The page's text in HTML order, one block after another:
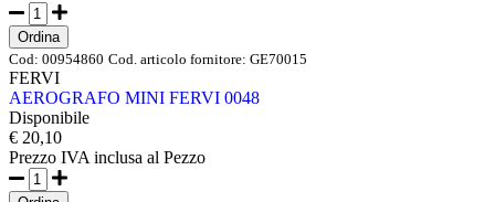
Ordina
Cod: 00954860 Cod. articolo fornitore: GE70015
FERVI
AEROGRAFO MINI FERVI 0048
Disponibile
€ 20,10
Prezzo IVA inclusa al Pezzo